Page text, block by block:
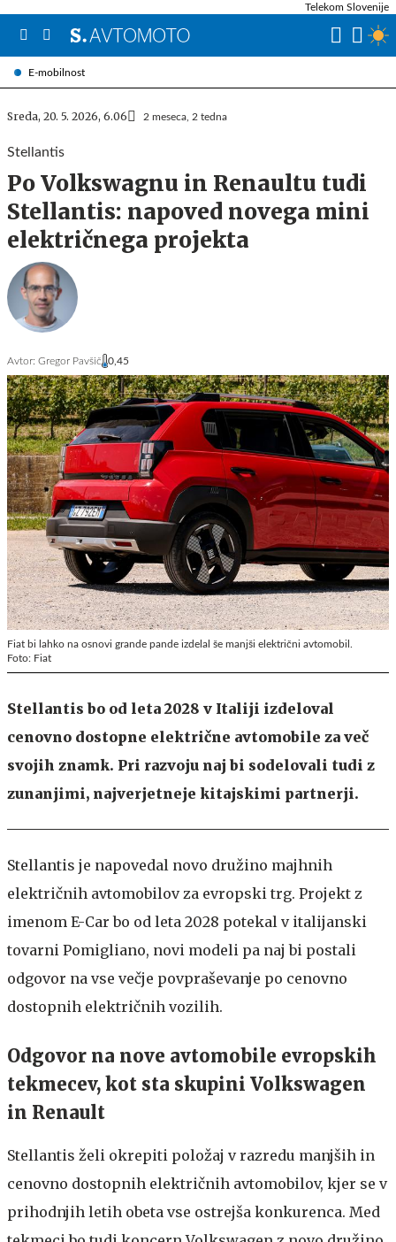
E-mobilnost
Telekom Slovenije
Sreda, 20. 5. 2026, 6.06 2 meseca, 2 tedna
Stellantis
Po Volkswagnu in Renaultu tudi
Stellantis: napoved novega mini
električnega projekta
Avtor: Gregor Pavšič 0,45
Fiat bi lahko na osnovi grande pande izdelal še manjši električni avtomobil.
Foto: Fiat
Stellantis bo od leta 2028 v Italiji izdeloval
cenovno dostopne električne avtomobile za več
svojih znamk. Pri razvoju naj bi sodelovali tudi z
zunanjimi, najverjetneje kitajskimi partnerji.
Stellantis je napovedal novo družino majhnih
električnih avtomobilov za evropski trg. Projekt z
imenom E-Car bo od leta 2028 potekal v italijanski
tovarni Pomigliano, novi modeli pa naj bi postali
odgovor na vse večje povpraševanje po cenovno
dostopnih električnih vozilih.
Odgovor na nove avtomobile evropskih
tekmecev, kot sta skupini Volkswagen
in Renault
Stellantis želi okrepiti položaj v razredu manjših in
cenovno dostopnih električnih avtomobilov, kjer se v
prihodnjih letih obeta vse ostrejša konkurenca. Med